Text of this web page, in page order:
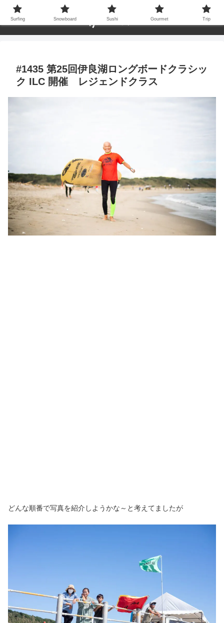
#1435 第25回伊良湖ロングボードクラシッ
ク ILC 開催 レジェンドクラス
どんな順番で写真を紹介しようかな～と考えてましたが
Surfing Snowboard Sushi Gourmet Trip